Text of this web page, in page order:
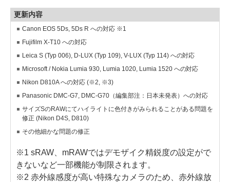
更新内容
Canon EOS 5Ds, 5Ds R への対応 ※1
Fujifilm X-T10 への対応
Leica S (Typ 006), D-LUX (Typ 109), V-LUX (Typ 114) への対応
Microsoft / Nokia Lumia 930, Lumia 1020, Lumia 1520 への対応
Nikon D810A への対応 (※2, ※3)
Panasonic DMC-G7, DMC-G70（編集部注：日本未発表）への対応
サイズSのRAWにてハイライトに色付きがみられることがある問題を
修正 (Nikon D4S, D810)
その他細かな問題の修正
※1 sRAW、mRAWではデモザイク精鋭度の設定がで
きないなど一部機能が制限されます。
※2 赤外線感度が高い特殊なカメラのため、赤外線放